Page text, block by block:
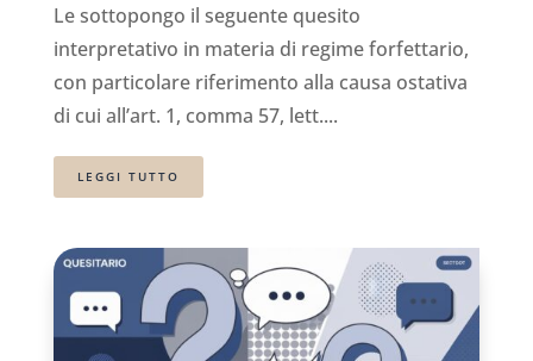
Le sottopongo il seguente quesito
interpretativo in materia di regime forfettario,
con particolare riferimento alla causa ostativa
di cui all’art. 1, comma 57, lett....
LEGGI TUTTO